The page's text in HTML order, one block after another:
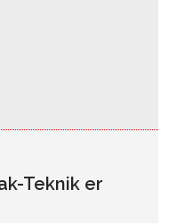
Teknik er